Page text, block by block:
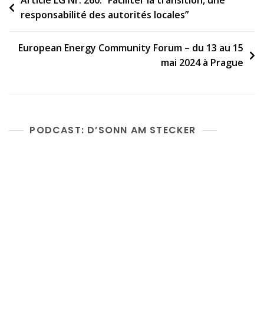
navigation
responsabilité des autorités locales”
European Energy Community Forum – du 13 au 15
mai 2024 à Prague
PODCAST: D’SONN AM STECKER